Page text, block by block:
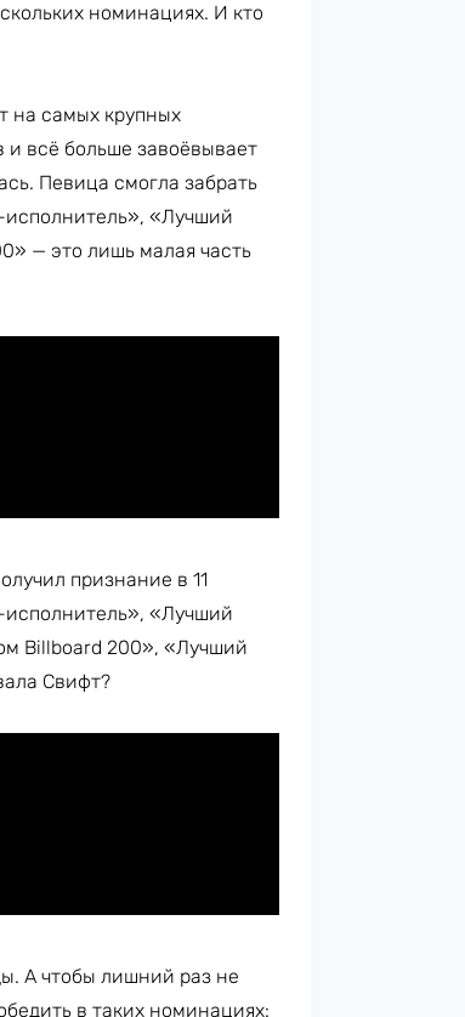
номинациях. И кто
на самых крупных
и всё больше завоёвывает
Певица смогла забрать
«Лучший
— это лишь малая часть
признание в 11
исполнитель», «Лучший
Billboard 200», «Лучший
Свифт?
А чтобы лишний раз не
в таких номинациях: